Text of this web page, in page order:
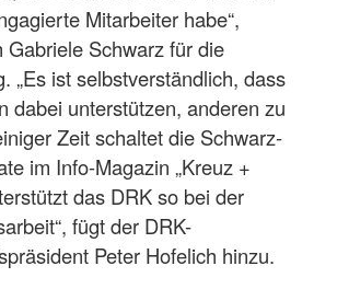
Mitarbeiter habe“,
Gabriele Schwarz für die
„Es ist selbstverständlich, dass
dabei unterstützen, anderen zu
Zeit schaltet die Schwarz-
im Info-Magazin „Kreuz +
das DRK so bei der
fügt der DRK-
Peter Hofelich hinzu.